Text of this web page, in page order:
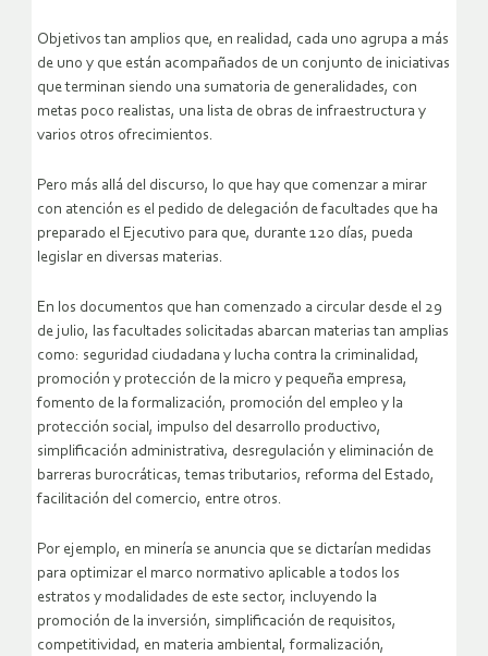
Objetivos tan amplios que, en realidad, cada uno agrupa a más
de uno y que están acompañados de un conjunto de iniciativas
que terminan siendo una sumatoria de generalidades, con
metas poco realistas, una lista de obras de infraestructura y
varios otros ofrecimientos.
Pero más allá del discurso, lo que hay que comenzar a mirar
con atención es el pedido de delegación de facultades que ha
preparado el Ejecutivo para que, durante 120 días, pueda
legislar en diversas materias.
En los documentos que han comenzado a circular desde el 29
de julio, las facultades solicitadas abarcan materias tan amplias
como: seguridad ciudadana y lucha contra la criminalidad,
promoción y protección de la micro y pequeña empresa,
fomento de la formalización, promoción del empleo y la
protección social, impulso del desarrollo productivo,
simplificación administrativa, desregulación y eliminación de
barreras burocráticas, temas tributarios, reforma del Estado,
facilitación del comercio, entre otros.
Por ejemplo, en minería se anuncia que se dictarían medidas
para optimizar el marco normativo aplicable a todos los
estratos y modalidades de este sector, incluyendo la
promoción de la inversión, simplificación de requisitos,
competitividad, en materia ambiental, formalización,